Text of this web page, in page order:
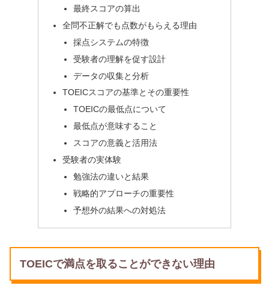
最終スコアの算出
全問不正解でも点数がもらえる理由
採点システムの特徴
受験者の理解を促す設計
データの収集と分析
TOEICスコアの基準とその重要性
TOEICの最低点について
最低点が意味すること
スコアの意義と活用法
受験者の実体験
勉強法の違いと結果
戦略的アプローチの重要性
予想外の結果への対処法
TOEICで満点を取ることができない理由